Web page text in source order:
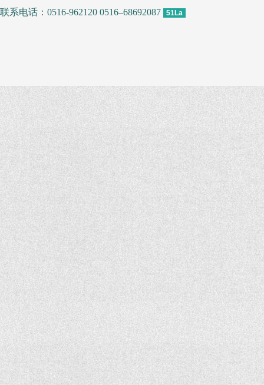
联系电话：0516-962120 0516–68692087
51La